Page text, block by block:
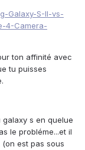
Galaxy-S-II-vs-
4-Camera-
ton affinité avec
tu puisses
s en quelue
le probléme...et il
est pas sous